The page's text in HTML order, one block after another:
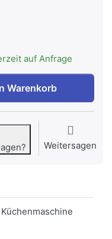
auf Anfrage
Vakuum-
Warenkorb
Weitersagen